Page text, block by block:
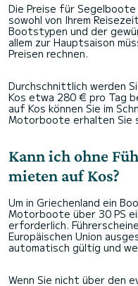
Die Preise für Segelboote
sowohl von Ihrem
Bootstypen und der
allem zur Hauptsaison
Preisen rechnen.
Durchschnittlich werden
Kos etwa 280 € pro Tag
auf Kos können Sie im
Motorboote erhalten Sie
Kann ich ohne
mieten auf Kos?
Um in Griechenland ein
Motorboote über 30 PS
erforderlich.
Europäischen Union
automatisch gültig und
Wenn Sie nicht über den